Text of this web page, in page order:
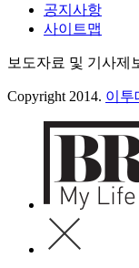
공지사항
사이트맵
보도자료 및 기사제
Copyright 2014. 이투